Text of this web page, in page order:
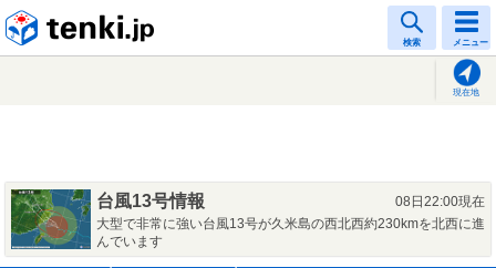
検索 メニュー
現在地
台風13号情報
08日22:00現在
大型で非常に強い台風13号が久米島の西北西約230kmを北西に進
んでいます